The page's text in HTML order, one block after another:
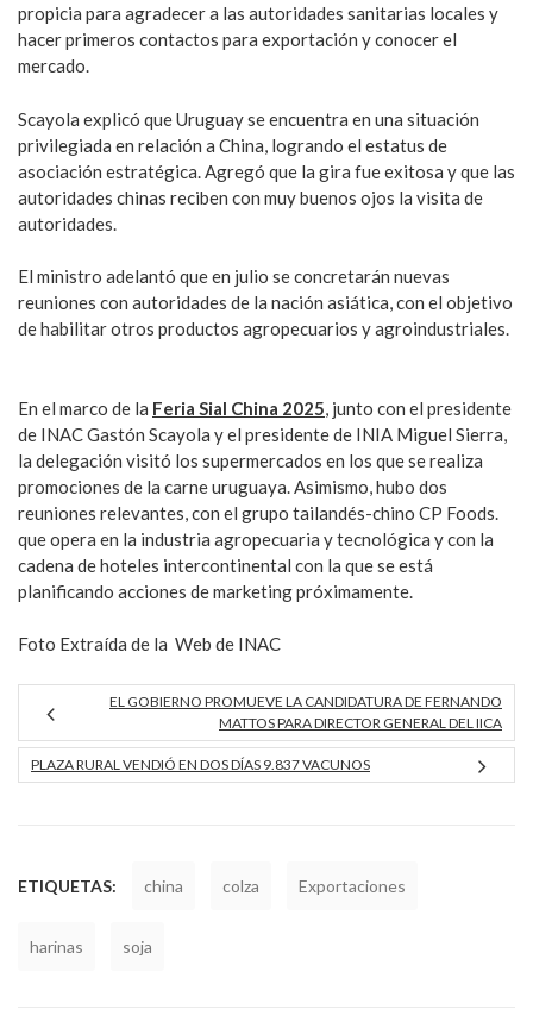
propicia para agradecer a las autoridades sanitarias locales y
hacer primeros contactos para exportación y conocer el
mercado.
Scayola explicó que Uruguay se encuentra en una situación
privilegiada en relación a China, logrando el estatus de
asociación estratégica. Agregó que la gira fue exitosa y que las
autoridades chinas reciben con muy buenos ojos la visita de
autoridades.
El ministro adelantó que en julio se concretarán nuevas
reuniones con autoridades de la nación asiática, con el objetivo
de habilitar otros productos agropecuarios y agroindustriales.
En el marco de la Feria Sial China 2025, junto con el presidente
de INAC Gastón Scayola y el presidente de INIA Miguel Sierra,
la delegación visitó los supermercados en los que se realiza
promociones de la carne uruguaya. Asimismo, hubo dos
reuniones relevantes, con el grupo tailandés-chino CP Foods.
que opera en la industria agropecuaria y tecnológica y con la
cadena de hoteles intercontinental con la que se está
planificando acciones de marketing próximamente.
Foto Extraída de la Web de INAC
EL GOBIERNO PROMUEVE LA CANDIDATURA DE FERNANDO
MATTOS PARA DIRECTOR GENERAL DEL IICA
PLAZA RURAL VENDIÓ EN DOS DÍAS 9.837 VACUNOS
ETIQUETAS: china colza Exportaciones
harinas soja